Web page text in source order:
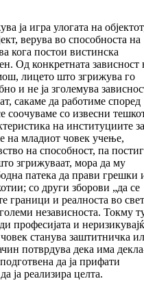
ја игра уло­гата на
верува во способноста на
кога постои вис­тин­ска
Од кон­кретната зависност
лицето што згрижува го
и не ја зголемува
сакаме да работиме според
соочуваме со извесни
на инсти­ту­циите за
на младиот човек учење,
на способност, па
згрижуваат, мора да му
патека да прави грешки
со други зборови „да се
граници и реалноста во
независноста. Токму
професијата и
станува заштитничка
потврдува дека има
да ја прифати
ја реализира целта.